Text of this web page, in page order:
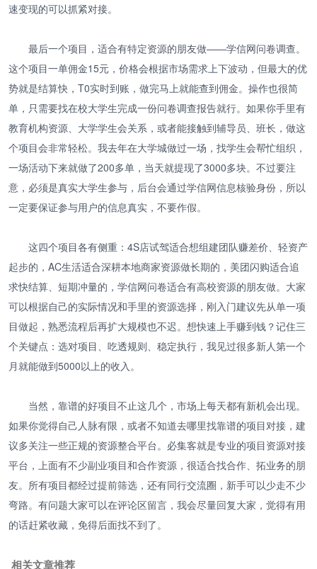
速变现的可以抓紧对接。
最后一个项目，适合有特定资源的朋友做——学信网问卷调查。
这个项目一单佣金15元，价格会根据市场需求上下波动，但最大的优
势就是结算快，T0实时到账，做完马上就能查到佣金。操作也很简
单，只需要找在校大学生完成一份问卷调查报告就行。如果你手里有
教育机构资源、大学学生会关系，或者能接触到辅导员、班长，做这
个项目会非常轻松。我去年在大学城做过一场，找学生会帮忙组织，
一场活动下来就做了200多单，当天就提现了3000多块。不过要注
意，必须是真实大学生参与，后台会通过学信网信息核验身份，所以
一定要保证参与用户的信息真实，不要作假。
这四个项目各有侧重：4S店试驾适合想组建团队赚差价、轻资产
起步的，AC生活适合深耕本地商家资源做长期的，美团闪购适合追
求快结算、短期冲量的，学信网问卷适合有高校资源的朋友做。大家
可以根据自己的实际情况和手里的资源选择，刚入门建议先从单一项
目做起，熟悉流程后再扩大规模也不迟。想快速上手赚到钱？记住三
个关键点：选对项目、吃透规则、稳定执行，我见过很多新人第一个
月就能做到5000以上的收入。
当然，靠谱的好项目不止这几个，市场上每天都有新机会出现。
如果你觉得自己人脉有限，或者不知道去哪里找靠谱的项目对接，建
议多关注一些正规的资源整合平台。必集客就是专业的项目资源对接
平台，上面有不少副业项目和合作资源，很适合找合作、拓业务的朋
友。所有项目都经过提前筛选，还有同行交流圈，新手可以少走不少
弯路。有问题大家可以在评论区留言，我会尽量回复大家，觉得有用
的话赶紧收藏，免得后面找不到了。
相关文章推荐